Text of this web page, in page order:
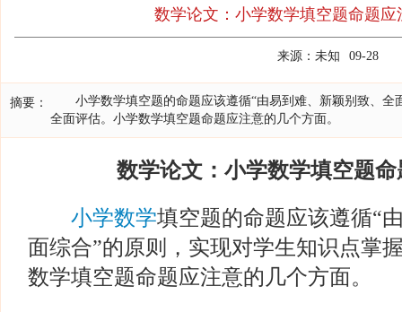
数学论文：小学数学填空题命题
来源：未知 09-28
摘要：
小学数学填空题的命题应该遵循“由易到难、新颖别致、全
全面评估。小学数学填空题命题应注意的几个方面。
数学论文：小学数学填空题
小学数学填空题的命题应该遵循“
面综合”的原则，实现对学生知识点掌
数学填空题命题应注意的几个方面。